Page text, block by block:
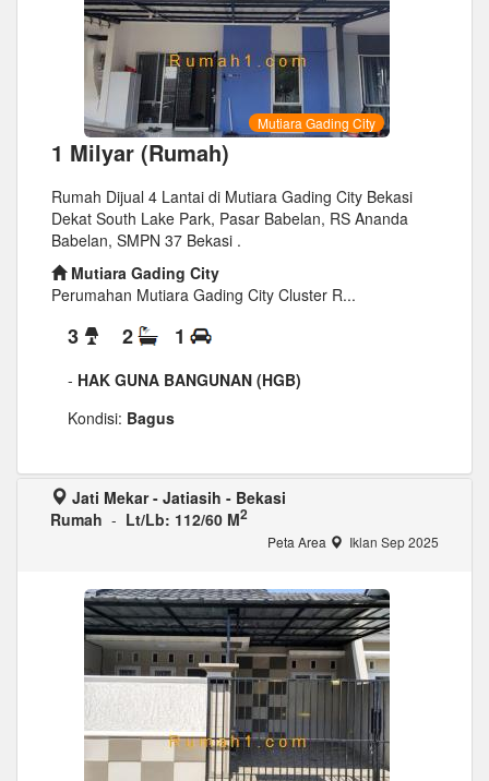
Mutiara Gading City
1 Milyar (Rumah)
Rumah Dijual 4 Lantai di Mutiara Gading City Bekasi
Dekat South Lake Park, Pasar Babelan, RS Ananda
Babelan, SMPN 37 Bekasi .
Mutiara Gading City
Perumahan Mutiara Gading City Cluster R...
3 2 1
- HAK GUNA BANGUNAN (HGB)
Kondisi: Bagus
Jati Mekar - Jatiasih - Bekasi
Rumah - Lt/Lb: 112/60 M2
Peta Area Iklan Sep 2025